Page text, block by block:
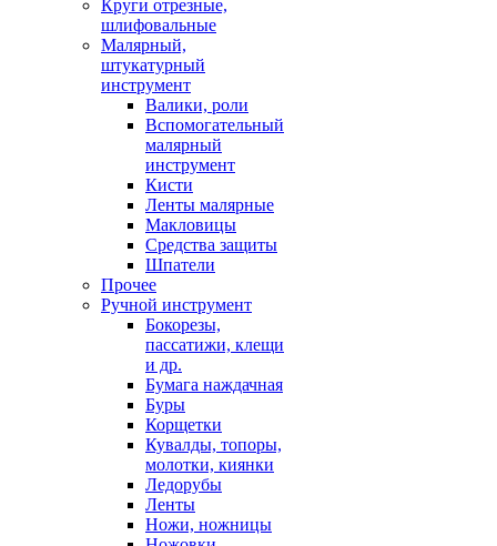
Круги отрезные,
шлифовальные
Малярный,
штукатурный
инструмент
Валики, роли
Вспомогательный
малярный
инструмент
Кисти
Ленты малярные
Макловицы
Средства защиты
Шпатели
Прочее
Ручной инструмент
Бокорезы,
пассатижи, клещи
и др.
Бумага наждачная
Буры
Корщетки
Кувалды, топоры,
молотки, киянки
Ледорубы
Ленты
Ножи, ножницы